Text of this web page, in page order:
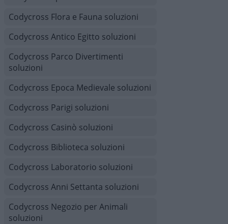
Codycross Flora e Fauna soluzioni
Codycross Antico Egitto soluzioni
Codycross Parco Divertimenti
soluzioni
Codycross Epoca Medievale soluzioni
Codycross Parigi soluzioni
Codycross Casinò soluzioni
Codycross Biblioteca soluzioni
Codycross Laboratorio soluzioni
Codycross Anni Settanta soluzioni
Codycross Negozio per Animali
soluzioni